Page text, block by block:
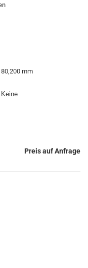
mm
Preis auf Anfrage